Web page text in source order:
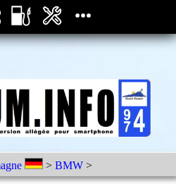
>BMW >